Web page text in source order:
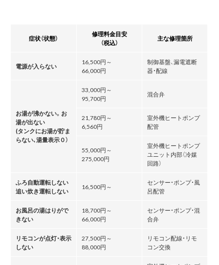
症状（状態）
修理料金目安
（税込）
主な修理箇所
電源が入らない
16,500円～
66,000円
制御基盤、漏電遮断
器・配線
お湯が沸かない。お
湯が出ない
(タンクにお湯が貯ま
らない､湯量表示０）
33,000円～
95,700円
混合弁
21,780円～
6,560円
室外機ヒートポンプ
配管
55,000円～
275,000円
室外機ヒートポンプ
ユニット内部（冷媒
回路）
ふろ自動運転しない
追い炊き運転しない
16,500円～
センサー・ポンプ・風
呂配管
お風呂の湯はりがで
きない
18,700円～
66,000円
センサー・ポンプ・混
合弁
リモコンが点灯・表示
しない
27,500円～
88,000円
リモコン配線・リモ
コン交換